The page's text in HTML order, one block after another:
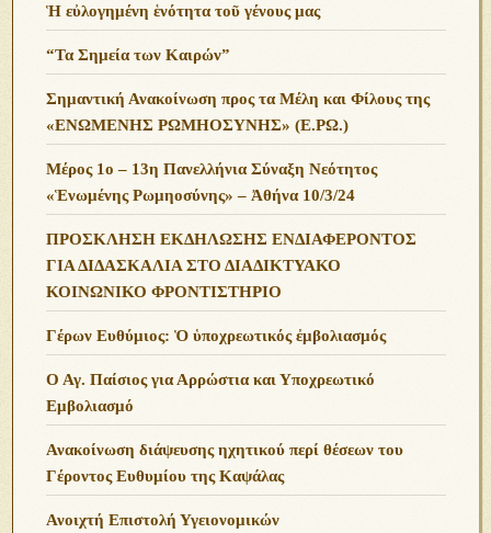
Ἡ εὐλογημένη ἑνότητα τοῦ γένους μας
“Τα Σημεία των Καιρών”
Σημαντική Ανακοίνωση προς τα Μέλη και Φίλους της
«ΕΝΩΜΕΝΗΣ ΡΩΜΗΟΣΥΝΗΣ» (Ε.ΡΩ.)
Μέρος 1ο – 13η Πανελλήνια Σύναξη Νεότητος
«Ἑνωμένης Ρωμηοσύνης» – Ἀθήνα 10/3/24
ΠΡΟΣΚΛΗΣΗ ΕΚΔΗΛΩΣΗΣ ΕΝΔΙΑΦΕΡΟΝΤΟΣ
ΓΙΑ ΔΙΔΑΣΚΑΛΙΑ ΣΤΟ ΔΙΑΔΙΚΤΥΑΚΟ
ΚΟΙΝΩΝΙΚΟ ΦΡΟΝΤΙΣΤΗΡΙΟ
Γέρων Ευθύμιος: Ὁ ὑποχρεωτικός ἐμβολιασμός
Ο Αγ. Παίσιος για Αρρώστια και Υποχρεωτικό
Εμβολιασμό
Ανακοίνωση διάψευσης ηχητικού περί θέσεων του
Γέροντος Ευθυμίου της Καψάλας
Ανοιχτή Επιστολή Υγειονομικών